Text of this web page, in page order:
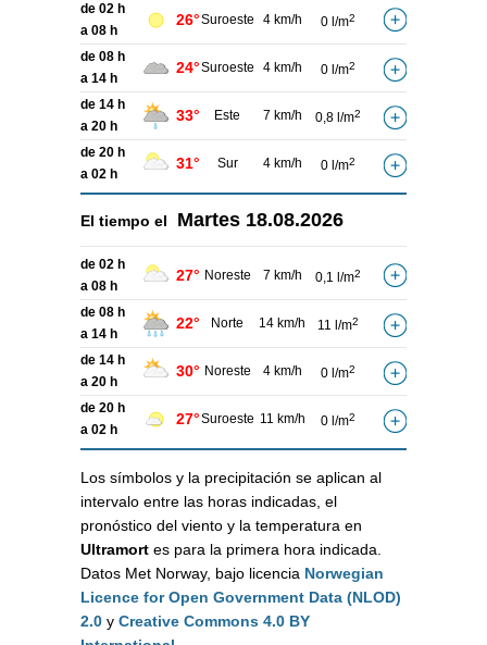
de 02 h
a 08 h
26°Suroeste 4 km/h 0 l/m2
de 08 h
a 14 h
24°Suroeste 4 km/h 0 l/m2
de 14 h
a 20 h
33° Este 7 km/h 0,8 l/m2
de 20 h
a 02 h
31° Sur 4 km/h 0 l/m2
El tiempo el Martes 18.08.2026
de 02 h
a 08 h
27° Noreste 7 km/h 0,1 l/m2
de 08 h
a 14 h
22° Norte 14 km/h 11 l/m2
de 14 h
a 20 h
30° Noreste 4 km/h 0 l/m2
de 20 h
a 02 h
27°Suroeste 11 km/h 0 l/m2
Los símbolos y la precipitación se aplican al
intervalo entre las horas indicadas, el
pronóstico del viento y la temperatura en
Ultramort es para la primera hora indicada.
Datos Met Norway, bajo licencia Norwegian
Licence for Open Government Data (NLOD)
2.0 y Creative Commons 4.0 BY